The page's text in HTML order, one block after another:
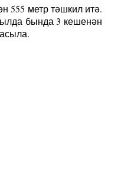
555 метр тәшкил итә.
бында 3 кешенән